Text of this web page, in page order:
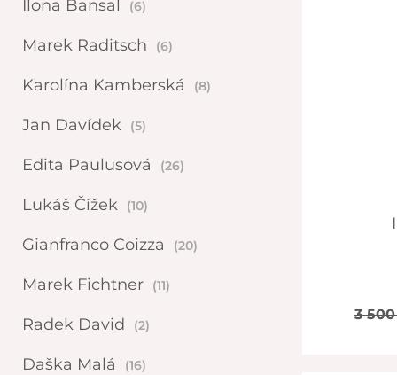
Ilona Bansal (6)
Marek Raditsch (6)
Karolína Kamberská (8)
Jan Davídek (5)
Edita Paulusová (26)
Lukáš Čížek (10)
Gianfranco Coizza (20)
Marek Fichtner (11)
Radek David (2)
Daška Malá (16)
3